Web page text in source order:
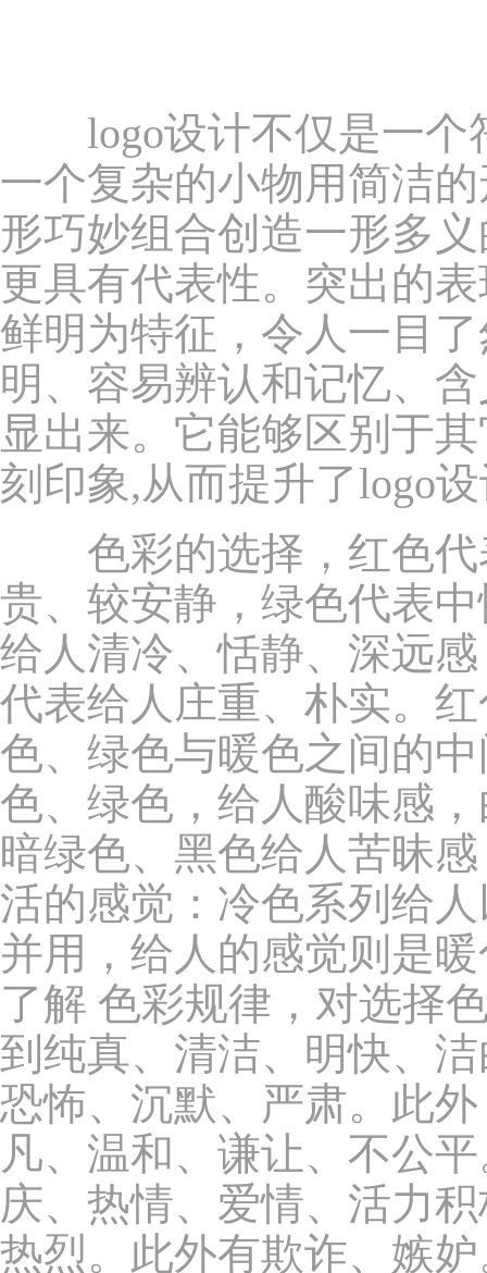
logo设计不仅是一个
一个复杂的小物用简洁
形巧妙组合创造一形多
更具有代表性。突出的
鲜明为特征，令人一目
明、容易辨认和记忆、
显出来。它能够区别于
刻印象,从而提升了logo
色彩的选择，红色代
贵、较安静，绿色代表
给人清冷、恬静、深远
代表给人庄重、朴实。
色、绿色与暖色之间的
色、绿色，给人酸味感
暗绿色、黑色给人苦昧
活的感觉：冷色系列给
并用，给人的感觉则是
了解 色彩规律，对选择
到纯真、清洁、明快、
恐怖、沉默、严肃。此
凡、温和、谦让、不公
庆、热情、爱情、活力
热烈。此外有欺诈、嫉